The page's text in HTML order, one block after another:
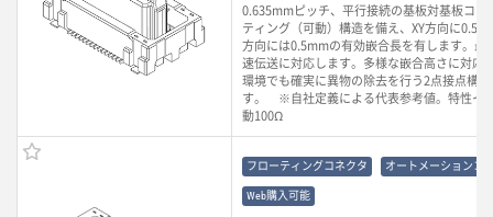
0.635mmピッチ、平行接続の基板対基板コネ
ティング（可動）構造を備え、XY方向に
方向には0.5mmの有効嵌合長を有します。
速伝送に対応します。多様な嵌合高さに対応
環境でも確実に異物の除去を行う2点接点構
す。 ※自社定義による代表参考値。特性イ
動100Ω
フローティングコネクタ オートメーションコ
Web購入可能